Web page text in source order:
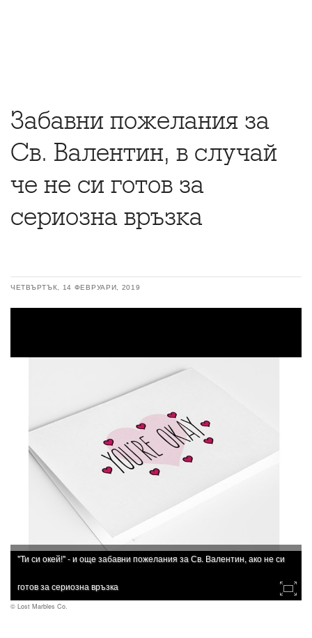
Забавни пожелания за
Св. Валентин, в случай
че не си готов за
сериозна връзка
ЧЕТВЪРТЪК, 14 ФЕВРУАРИ, 2019
"Ти си окей!" - и още забавни пожелания за Св. Валентин, ако не си
готов за сериозна връзка
© Lost Marbles Co.